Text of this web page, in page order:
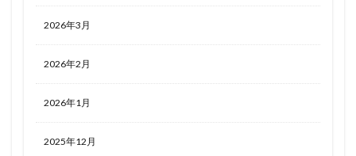
2026年3月
2026年2月
2026年1月
2025年12月